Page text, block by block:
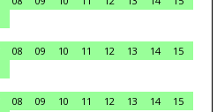
08 09 10 11 12 13 14
15
08 09 10 11 12 13 14
15